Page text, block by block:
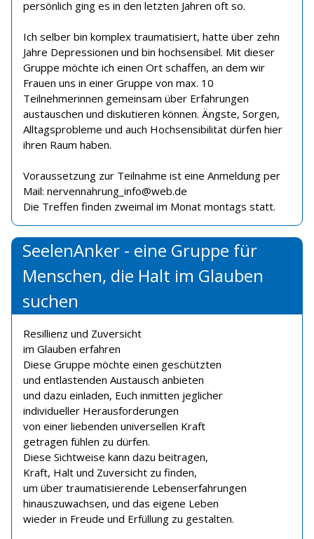
persönlich ging es in den letzten Jahren oft so.
Ich selber bin komplex traumatisiert, hatte über zehn
Jahre Depressionen und bin hochsensibel. Mit dieser
Gruppe möchte ich einen Ort schaffen, an dem wir
Frauen uns in einer Gruppe von max. 10
Teilnehmerinnen gemeinsam über Erfahrungen
austauschen und diskutieren können. Ängste, Sorgen,
Alltagsprobleme und auch Hochsensibilität dürfen hier
ihren Raum haben.
Voraussetzung zur Teilnahme ist eine Anmeldung per
Mail: nervennahrung_info@web.de
Die Treffen finden zweimal im Monat montags statt.
SeelenAnker - eine Gruppe für
Menschen, die Halt im Glauben
suchen
Resillienz und Zuversicht
im Glauben erfahren
Diese Gruppe möchte einen geschützten
und entlastenden Austausch anbieten
und dazu einladen, Euch inmitten jeglicher
individueller Herausforderungen
von einer liebenden universellen Kraft
getragen fühlen zu dürfen.
Diese Sichtweise kann dazu beitragen,
Kraft, Halt und Zuversicht zu finden,
um über traumatisierende Lebenserfahrungen
hinauszuwachsen, und das eigene Leben
wieder in Freude und Erfüllung zu gestalten.